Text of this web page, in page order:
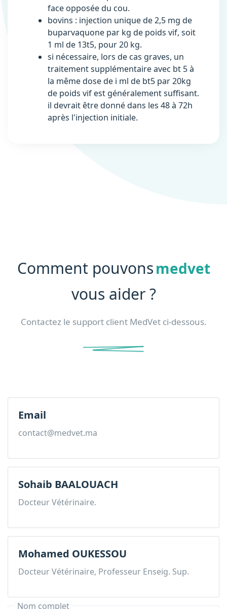
face opposée du cou.
bovins : injection unique de 2,5 mg de
buparvaquone par kg de poids vif, soit
1 ml de 13t5, pour 20 kg.
si nécessaire, lors de cas graves, un
traitement supplémentaire avec bt 5 à
la même dose de i ml de bt5 par 20kg
de poids vif est généralement suffisant.
il devrait être donné dans les 48 à 72h
après l'injection initiale.
Comment pouvonsmedvet
vous aider ?
Contactez le support client MedVet ci-dessous.
Email
contact@medvet.ma
Sohaib BAALOUACH
Docteur Vétérinaire.
Mohamed OUKESSOU
Docteur Vétérinaire, Professeur Enseig. Sup.
Nom complet